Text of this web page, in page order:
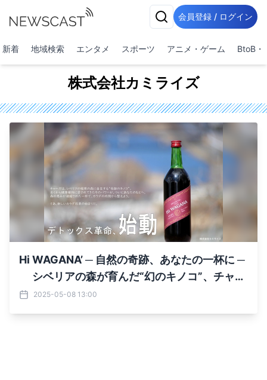
会員登録 / ログイン
新着 地域検索 エンタメ スポーツ アニメ・ゲーム BtoB・
株式会社カミライズ
Hi WAGANA’ ─ 自然の奇跡、あなたの一杯に ─
シベリアの森が育んだ“幻のキノコ”、チャー
ガを使った ラグジュアリーブレンドティーがつ
2025-05-08 13:00